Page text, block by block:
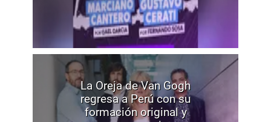
La Oreja de Van Gogh
regresa a Perú con su
formación original y